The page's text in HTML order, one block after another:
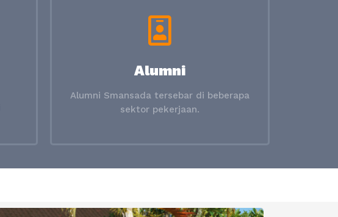
Alumni
Alumni Smansada tersebar di beberapa
sektor pekerjaan.